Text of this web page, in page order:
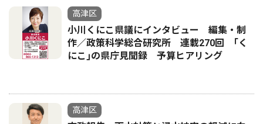
高津区
小川くにこ県議にインタビュー 編集・制
作／政策科学総合研究所 連載270回 ｢く
にこ｣の県庁見聞録 予算ヒアリング
高津区